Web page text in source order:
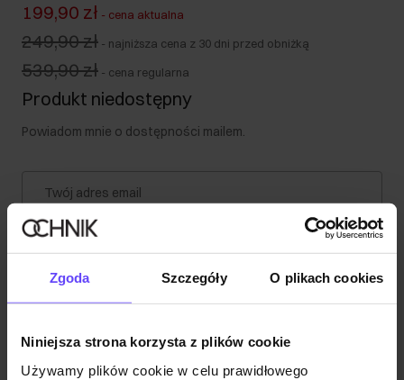
Zgoda Szczegóły O plikach cookies
Niniejsza strona korzysta z plików cookie
Używamy plików cookie w celu prawidłowego
199,90 zł - cena aktualna
249,90 zł - najniższa cena z 30 dni przed obniżką
539,90 zł - cena regularna
Produkt niedostępny
Powiadom mnie o dostępności mailem.
Twój adres email
Powiadom o dostępności
Opis produktu